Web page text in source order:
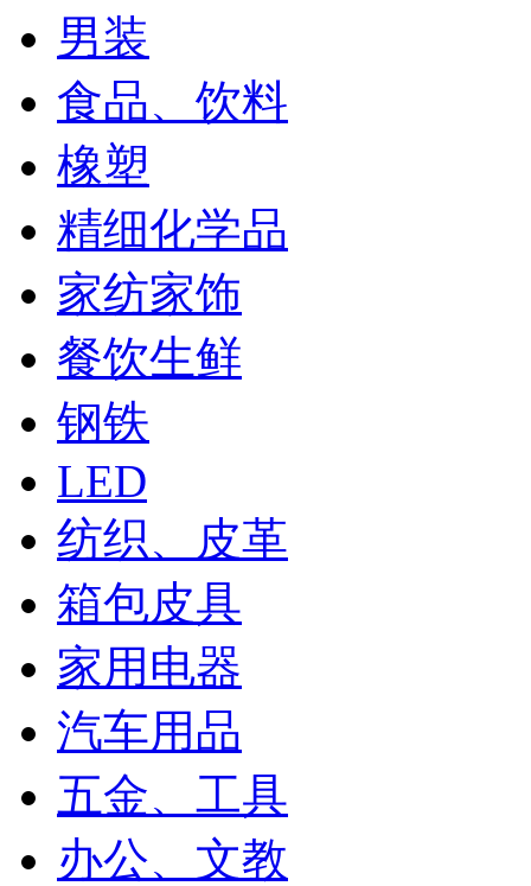
男装
食品、饮料
橡塑
精细化学品
家纺家饰
餐饮生鲜
钢铁
LED
纺织、皮革
箱包皮具
家用电器
汽车用品
五金、工具
办公、文教